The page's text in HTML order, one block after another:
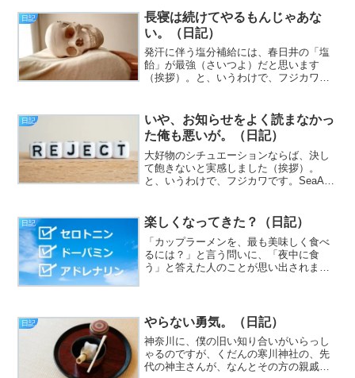
ささくれ程度に不平等感を感じる夜のひ
ととき、皆様いかがお過ご...
日記
長寝は続けてやるもんじゃあな
い。（日記）
発汗に伴う塩分補給には、春日井の「塩
飴」が最強（さいつよ）だと思います
（挨拶）。と、いうわけで、フジカワで
種の苦行だったよなあ、とか思う日曜
日、皆様いかがお過ごしでしょ...
日記
いや、お知らせをよく読まなかっ
た俺も悪いが。（日記）
大好物のシチュエーションならば、決し
て飽きないと実感しました（挨拶）。
と、いうわけで、フジカワです。SeaArt
付いた月曜日、皆様いかがお過ごしでし
ょうか。今日のエント...
日記 楽しくなってきた？（日記）
「カップラーメンを、最も美味しく食べ
るには？」と言う問いに、「夜中に食
う」と答えた人のことが思い出されます
のかとは思うものの、「...
日記 やらない勇気。（日記）
神奈川に、僕の旧い知り合いがいらっし
ゃるのですが、くだんの寒川神社の、先
代の神主さんが、なんとその方の親戚だ